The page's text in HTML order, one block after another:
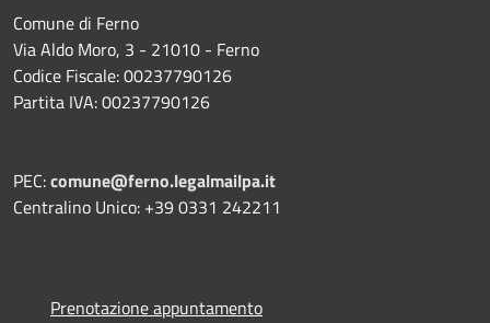
Comune di Ferno
Via Aldo Moro, 3 - 21010 - Ferno
Codice Fiscale: 00237790126
Partita IVA: 00237790126
PEC:comune@ferno.legalmailpa.it
Centralino Unico: +39 0331 242211
Prenotazione appuntamento